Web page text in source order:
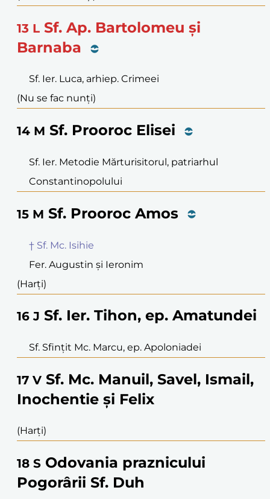
13 L Sf. Ap. Bartolomeu și
Barnaba
Sf. Ier. Luca, arhiep. Crimeei
(Nu se fac nunți)
14 M Sf. Prooroc Elisei
Sf. Ier. Metodie Mărturisitorul, patriarhul
Constantinopolului
15 M Sf. Prooroc Amos
† Sf. Mc. Isihie
Fer. Augustin și Ieronim
(Harți)
16 J Sf. Ier. Tihon, ep. Amatundei
Sf. Sfințit Mc. Marcu, ep. Apoloniadei
17 V Sf. Mc. Manuil, Savel, Ismail,
Inochentie și Felix
(Harți)
18 S Odovania praznicului
Pogorârii Sf. Duh